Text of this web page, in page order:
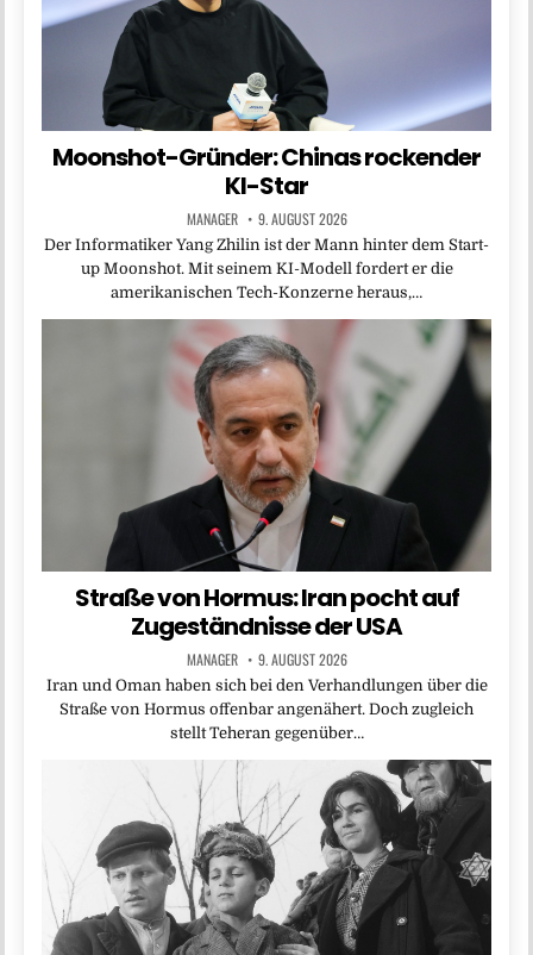
Moonshot-Gründer: Chinas rockender
KI-Star
MANAGER 9. AUGUST 2026
Der Informatiker Yang Zhilin ist der Mann hinter dem Start-
up Moonshot. Mit seinem KI-Modell fordert er die
amerikanischen Tech-Konzerne heraus,…
Straße von Hormus: Iran pocht auf
Zugeständnisse der USA
MANAGER 9. AUGUST 2026
Iran und Oman haben sich bei den Verhandlungen über die
Straße von Hormus offenbar angenähert. Doch zugleich
stellt Teheran gegenüber…